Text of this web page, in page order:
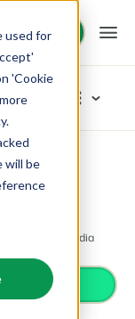
used for
'Cookie
.
will be
aanvragen
aanvragen
Bayerwald-Media